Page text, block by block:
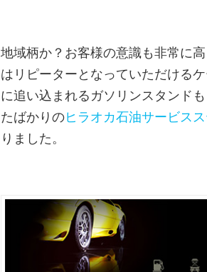
地域柄か？お客様の意識も非常に
はリピーターとなっていただける
に追い込まれるガソリンスタンド
たばかりのヒラオカ石油サービス
りました。